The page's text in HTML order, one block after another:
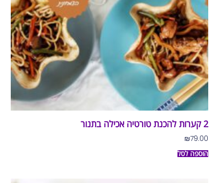
2 קערות להכנת טורטיה אכילה בתנור
₪79.00
הוספה לסל